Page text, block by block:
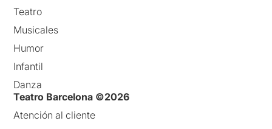
Teatro
Musicales
Humor
Infantil
Danza
Teatro Barcelona ©2026
Atención al cliente